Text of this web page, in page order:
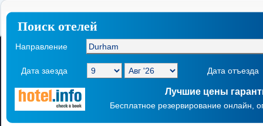
Поиск отелей
Направление
Дата заезда Дата отъезда
Лучшие цены
Бесплатное резервирование онлайн,